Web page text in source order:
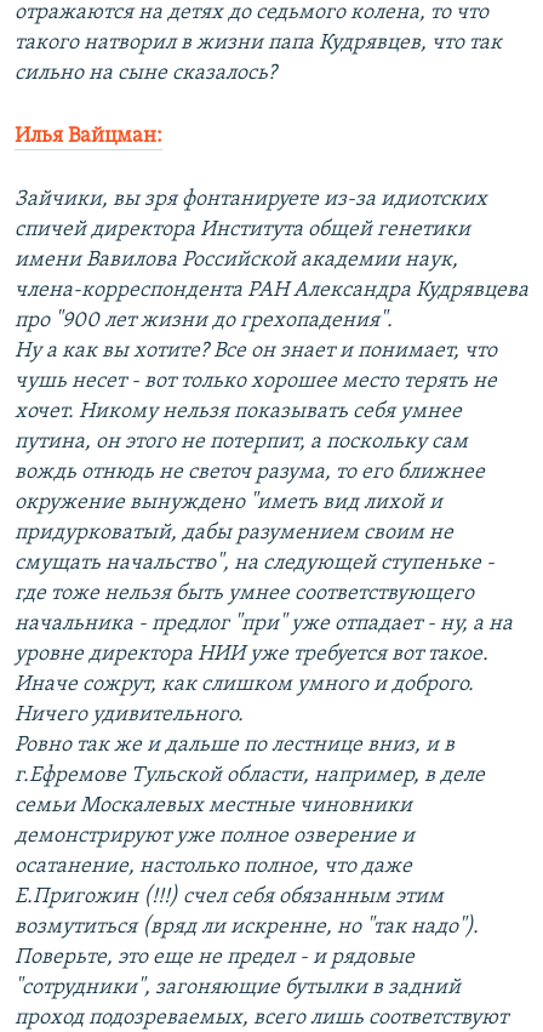
отражаются на детях до седьмого колена, то что
такого натворил в жизни папа Кудрявцев, что так
сильно на сыне сказалось?
Илья Вайцман:
Зайчики, вы зря фонтанируете из-за идиотских
спичей директора Института общей генетики
имени Вавилова Российской академии наук,
члена-корреспондента РАН Александра Кудрявцева
про "900 лет жизни до грехопадения".
Ну а как вы хотите? Все он знает и понимает, что
чушь несет - вот только хорошее место терять не
хочет. Никому нельзя показывать себя умнее
путина, он этого не потерпит, а поскольку сам
вождь отнюдь не светоч разума, то его ближнее
окружение вынуждено "иметь вид лихой и
придурковатый, дабы разумением своим не
смущать начальство", на следующей ступеньке -
где тоже нельзя быть умнее соответствующего
начальника - предлог "при" уже отпадает - ну, а на
уровне директора НИИ уже требуется вот такое.
Иначе сожрут, как слишком умного и доброго.
Ничего удивительного.
Ровно так же и дальше по лестнице вниз, и в
г.Ефремове Тульской области, например, в деле
семьи Москалевых местные чиновники
демонстрируют уже полное озверение и
осатанение, настолько полное, что даже
Е.Пригожин (!!!) счел себя обязанным этим
возмутиться (вряд ли искренне, но "так надо").
Поверьте, это еще не предел - и рядовые
"сотрудники", загоняющие бутылки в задний
проход подозреваемых, всего лишь соответствуют